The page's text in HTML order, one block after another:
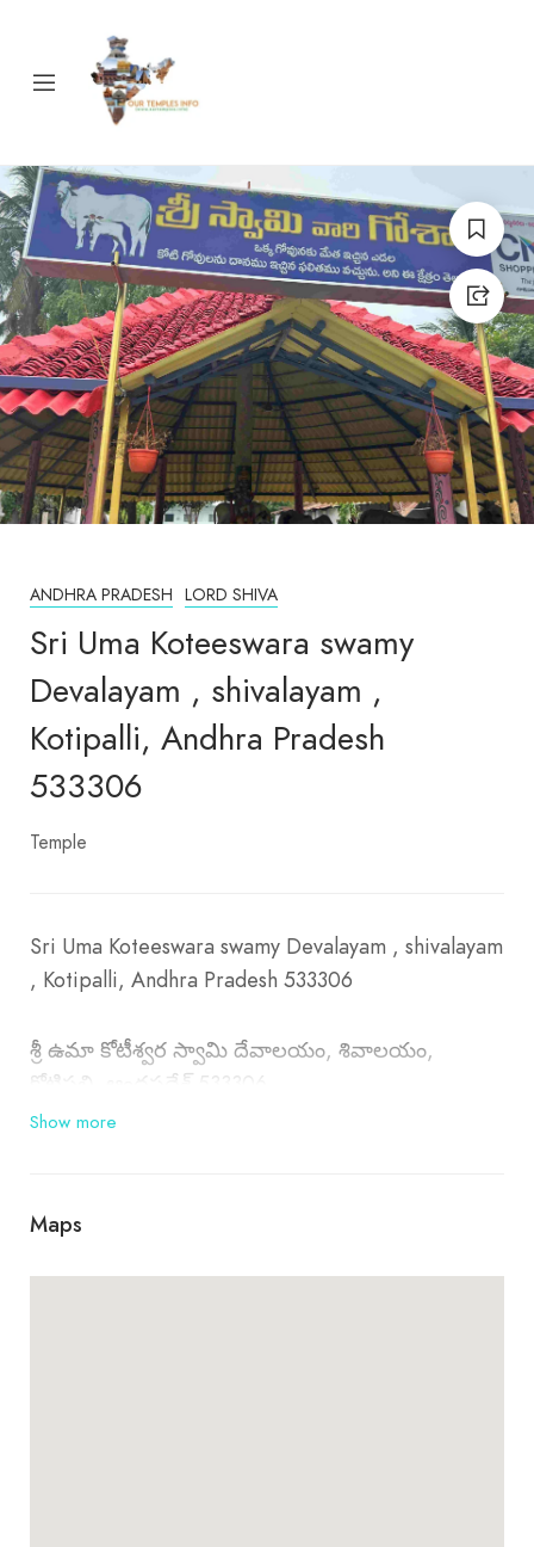
ANDHRA PRADESH LORD SHIVA
Sri Uma Koteeswara swamy
Devalayam , shivalayam ,
Kotipalli, Andhra Pradesh
533306
Temple
Sri Uma Koteeswara swamy Devalayam , shivalayam
, Kotipalli, Andhra Pradesh 533306
శ్రీ ఉమా కోటీశ్వర స్వామి దేవాలయం, శివాలయం,
కోటిపల్లి, ఆంధ్రప్రదేశ్ 533306
Show more
Maps